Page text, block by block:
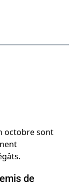
de